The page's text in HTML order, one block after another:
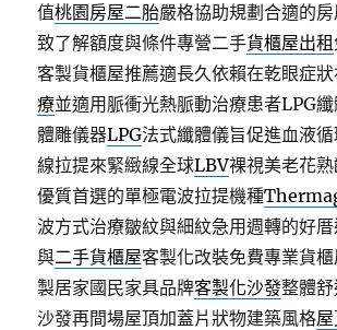
值桃園房屋二胎嚴格協助規劃合適的
致了解額度與條件專營二手貨櫃屋出租
客製貨櫃屋推薦適長久依賴在乾眼症
療並適用脈衝光熱脈動治療患者LPG
體雕儀器LPG法式纖體儀旨促進血液
線拉提來緊緻線全球LBV裸視美老花
優質首選的單極電波拉提機種
波方式治療皺紋與細紋急用週轉的好
與二手貨櫃屋客製化改裝免費專業貨
製居家國民家具品牌客製化沙發整體
沙發再間場屋頂加蓋片狀物建築風格